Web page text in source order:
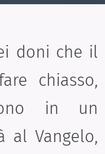
doni che il
chiasso,
in un
al Vangelo,